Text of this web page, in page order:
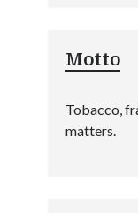
Motto
Tobacco,
matters.